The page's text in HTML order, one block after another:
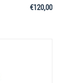
€120,00